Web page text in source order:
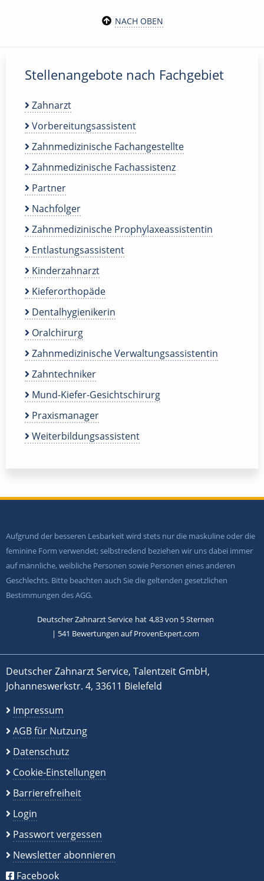
NACH OBEN
Stellenangebote nach Fachgebiet
Zahnarzt
Vorbereitungsassistent
Zahnmedizinische Fachangestellte
Zahnmedizinische Fachassistenz
Partner
Nachfolger
Zahnmedizinische Prophylaxeassistentin
Entlastungsassistent
Kinderzahnarzt
Kieferorthopäde
Dentalhygienikerin
Oralchirurg
Zahnmedizinische Verwaltungsassistentin
Zahntechniker
Mund-Kiefer-Gesichtschirurg
Praxismanager
Weiterbildungsassistent
Aufgrund der besseren Lesbarkeit wird stets nur die maskuline oder die
feminine Form verwendet; selbstredend beziehen wir uns dabei immer
auf männliche, weibliche Personen sowie Personen eines anderen
Geschlechts. Bitte beachten auch Sie die geltenden gesetzlichen
Bestimmungen des AGG.
Deutscher Zahnarzt Service hat 4,83von 5Sternen
| 541 Bewertungen auf ProvenExpert.com
Deutscher Zahnarzt Service, Talentzeit GmbH,
Johanneswerkstr. 4, 33611 Bielefeld
Impressum
AGB für Nutzung
Datenschutz
Cookie-Einstellungen
Barrierefreiheit
Login
Passwort vergessen
Newsletter abonnieren
Facebook